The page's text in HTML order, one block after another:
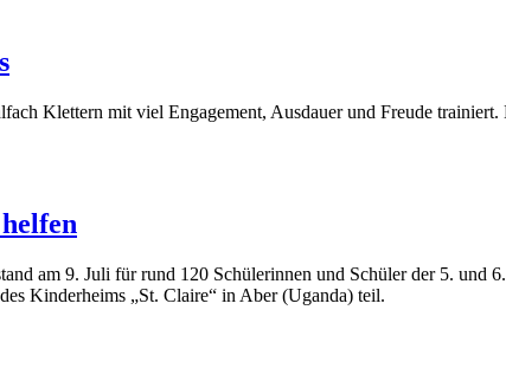
Klettern mit viel Engagement, Ausdauer und Freude
am 9. Juli für rund 120 Schülerinnen und Schüler der 5.
Kinderheims „St. Claire“ in Aber (Uganda) teil.